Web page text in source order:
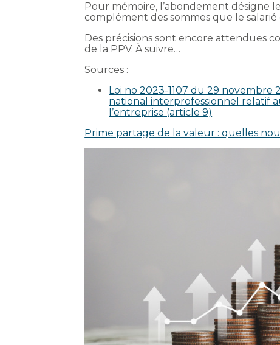
Pour mémoire, l’abondement désigne
complément des sommes que le salarié
Des précisions sont encore attendues
de la PPV. À suivre…
Sources :
Loi no 2023-1107 du 29 novembre
national interprofessionnel relatif
l’entreprise (article 9)
Prime partage de la valeur : quelles